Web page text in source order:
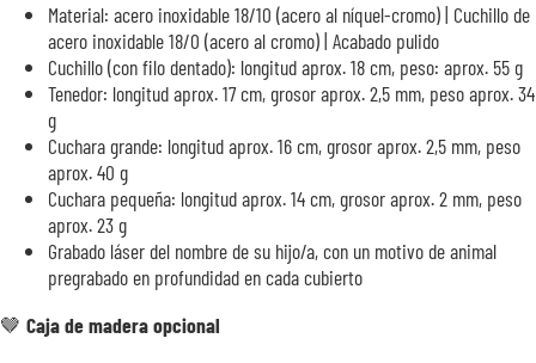
Material: acero inoxidable 18/10 (acero al níquel-cromo) | Cuchillo de
acero inoxidable 18/0 (acero al cromo) | Acabado pulido
Cuchillo (con filo dentado): longitud aprox. 18 cm, peso: aprox. 55 g
Tenedor: longitud aprox. 17 cm, grosor aprox. 2,5 mm, peso aprox. 34
g
Cuchara grande: longitud aprox. 16 cm, grosor aprox. 2,5 mm, peso
aprox. 40 g
Cuchara pequeña: longitud aprox. 14 cm, grosor aprox. 2 mm, peso
aprox. 23 g
Grabado láser del nombre de su hijo/a, con un motivo de animal
pregrabado en profundidad en cada cubierto
🤎 Caja de madera opcional